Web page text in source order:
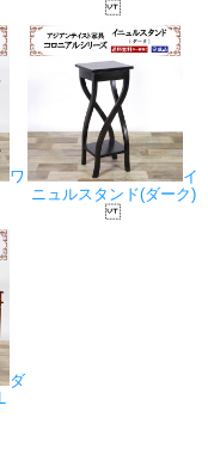
ワ
イ
ニュルスタンド(ダーク)
ダ